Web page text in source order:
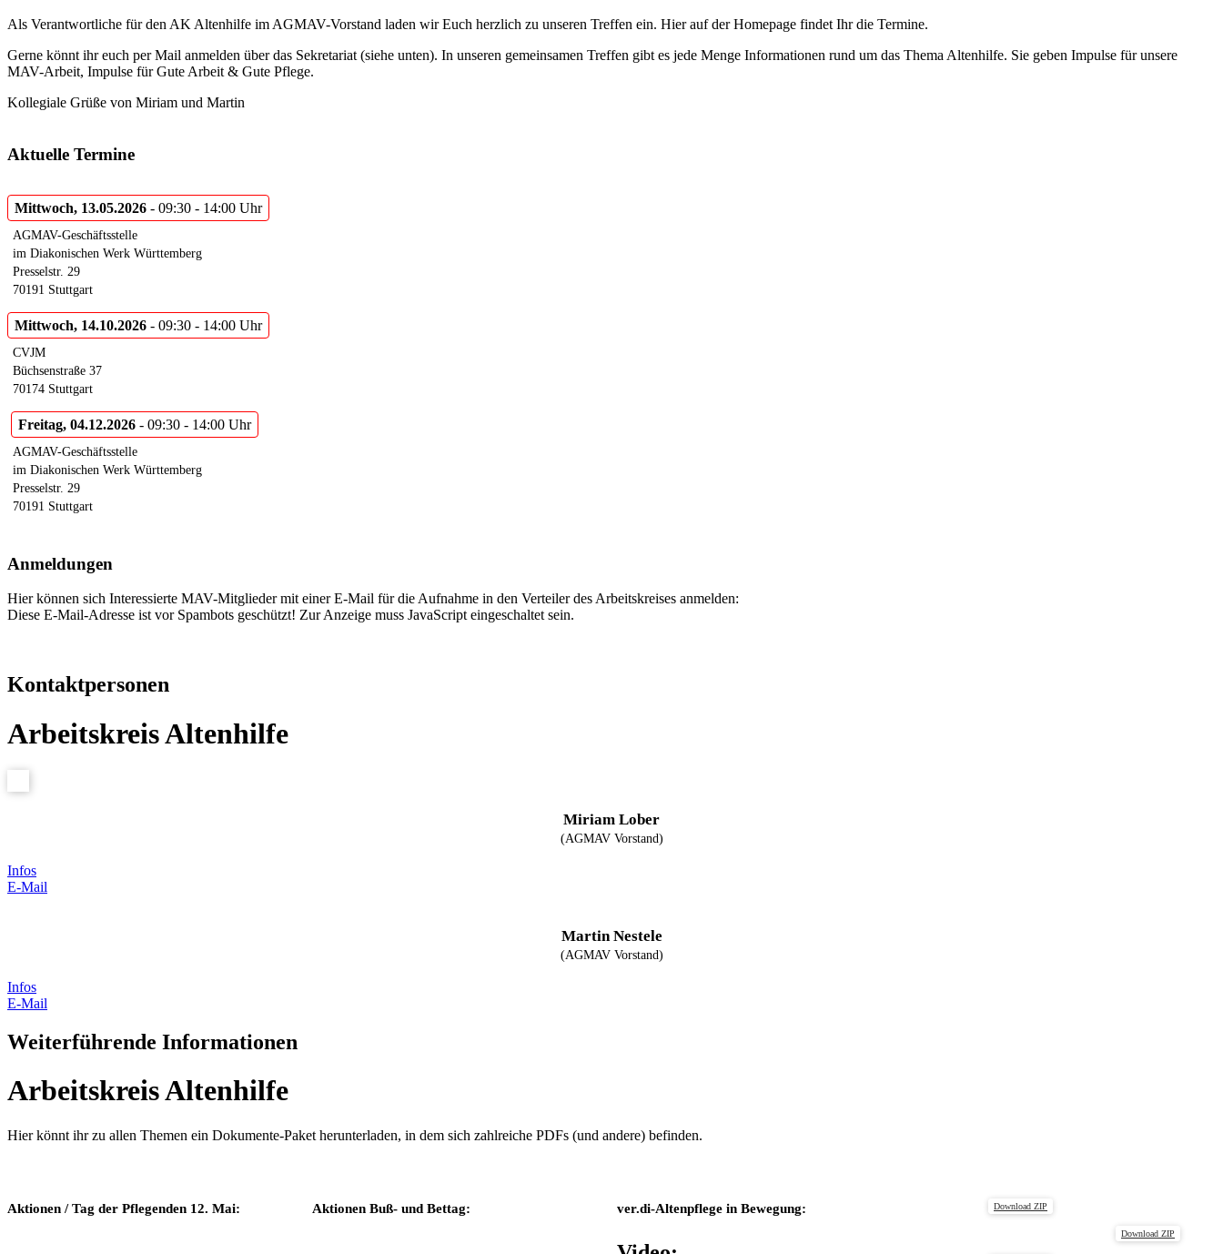
Als Verantwortliche für den AK Altenhilfe im AGMAV-Vorstand laden wir Euch herzlich zu unseren Treffen ein. Hier auf der Homepage findet Ihr die Termine.
Gerne könnt ihr euch per Mail anmelden über das Sekretariat (siehe unten). In unseren gemeinsamen Treffen gibt es jede Menge Informationen rund um das Thema Altenhilfe. Sie geben Impulse für unsere
MAV-Arbeit, Impulse für Gute Arbeit & Gute Pflege.
Kollegiale Grüße von Miriam und Martin
Aktuelle Termine
Mittwoch, 13.05.2026 - 09:30 - 14:00 Uhr
AGMAV-Geschäftsstelle
im Diakonischen Werk Württemberg
Presselstr. 29
70191 Stuttgart
Mittwoch, 14.10.2026 - 09:30 - 14:00 Uhr
CVJM
Büchsenstraße 37
70174 Stuttgart
Freitag, 04.12.2026 - 09:30 - 14:00 Uhr
AGMAV-Geschäftsstelle
im Diakonischen Werk Württemberg
Presselstr. 29
70191 Stuttgart
Anmeldungen
Hier können sich Interessierte MAV-Mitglieder mit einer E-Mail für die Aufnahme in den Verteiler des Arbeitskreises anmelden:
Diese E-Mail-Adresse ist vor Spambots geschützt! Zur Anzeige muss JavaScript eingeschaltet sein.
Kontaktpersonen
Arbeitskreis Altenhilfe
Miriam Lober
(AGMAV Vorstand)
Infos
E-Mail
Martin Nestele
(AGMAV Vorstand)
Infos
E-Mail
Weiterführende Informationen
Arbeitskreis Altenhilfe
Hier könnt ihr zu allen Themen ein Dokumente-Paket herunterladen, in dem sich zahlreiche PDFs (und andere) befinden.
Aktionen / Tag der Pflegenden 12. Mai:
Download ZIP
Aktionen Buß- und Bettag: Download ZIP
ver.di-Altenpflege in Bewegung: